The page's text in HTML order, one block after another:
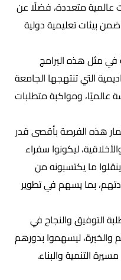
عالمية متعددة، فضلًا عن
ضمن بيئات تعليمية دولية
في مثل هذه البرامج
التي تنتهجها الجامعة
عالميًا، ومواكبة متطلبات
هذه الفرصة بأقصى قدر
ليكونوا سفراء
ما يكتسبونه من
بما يسهم في تطوير
التوفيق والنجاح في
والخبرة، ليسهموا بدورهم
التنمية والبناء.